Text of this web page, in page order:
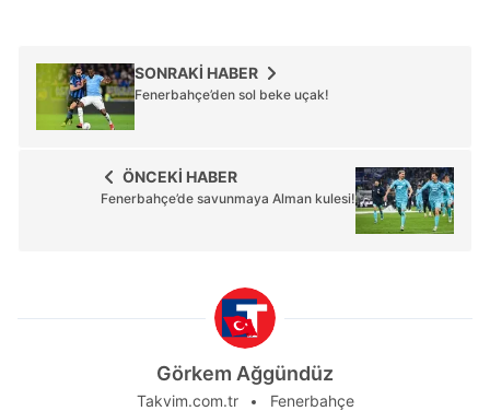
SONRAKİ HABER
Fenerbahçe’den sol beke uçak!
ÖNCEKİ HABER
Fenerbahçe’de savunmaya Alman kulesi!
Görkem Ağgündüz
Takvim.com.tr Fenerbahçe